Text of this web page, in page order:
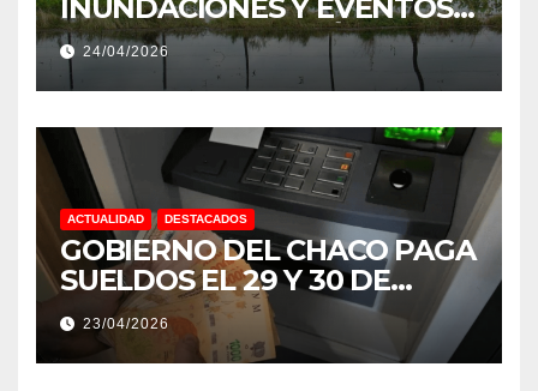
INUNDACIONES Y EVENTOS
EXTREMOS: “PODRÍA SER UN
NIÑO MUY IMPORTANTE”
24/04/2026
ACTUALIDAD DESTACADOS
GOBIERNO DEL CHACO PAGA
SUELDOS EL 29 Y 30 DE
ABRIL, CON EL 2% DE
AUMENTO
23/04/2026